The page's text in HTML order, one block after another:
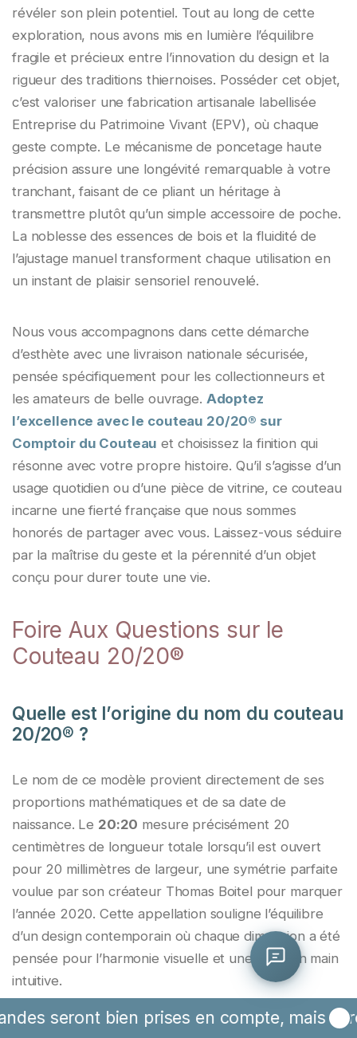
révéler son plein potentiel. Tout au long de cette
exploration, nous avons mis en lumière l’équilibre
fragile et précieux entre l’innovation du design et la
rigueur des traditions thiernoises. Posséder cet objet,
c’est valoriser une fabrication artisanale labellisée
Entreprise du Patrimoine Vivant (EPV), où chaque
geste compte. Le mécanisme de poncetage haute
précision assure une longévité remarquable à votre
tranchant, faisant de ce pliant un héritage à
transmettre plutôt qu’un simple accessoire de poche.
La noblesse des essences de bois et la fluidité de
l’ajustage manuel transforment chaque utilisation en
un instant de plaisir sensoriel renouvelé.
Nous vous accompagnons dans cette démarche
d’esthète avec une livraison nationale sécurisée,
pensée spécifiquement pour les collectionneurs et
les amateurs de belle ouvrage. Adoptez
l’excellence avec le couteau 20/20® sur
Comptoir du Couteau et choisissez la finition qui
résonne avec votre propre histoire. Qu’il s’agisse d’un
usage quotidien ou d’une pièce de vitrine, ce couteau
incarne une fierté française que nous sommes
honorés de partager avec vous. Laissez-vous séduire
par la maîtrise du geste et la pérennité d’un objet
conçu pour durer toute une vie.
Foire Aux Questions sur le
Couteau 20/20®
Quelle est l’origine du nom du couteau
20/20® ?
Le nom de ce modèle provient directement de ses
proportions mathématiques et de sa date de
naissance. Le 20:20 mesure précisément 20
centimètres de longueur totale lorsqu’il est ouvert
pour 20 millimètres de largeur, une symétrie parfaite
voulue par son créateur Thomas Boitel pour marquer
l’année 2020. Cette appellation souligne l’équilibre
d’un design contemporain où chaque dimension a été
pensée pour l’harmonie visuelle et une prise en main
intuitive.
Besoin d'aide ?
Je réponds à partir des pages du site.
0/800
bien prises en compte, mais seront